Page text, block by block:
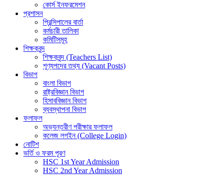
কোর্স ইনফরমেশন
প্রশাসন
প্রিন্সিপালের বার্তা
কর্মচারী তালিকা
কমিটিসমূহ
শিক্ষকবৃন্দ
শিক্ষকবৃন্দ (Teachers List)
শূণ্যপদের তথ্য (Vacant Posts)
বিভাগ
বাংলা বিভাগ
রাষ্ট্রবিজ্ঞান বিভাগ
হিসাববিজ্ঞান বিভাগ
ব্যবস্থাপনা বিভাগ
ফলাফল
অভ্যন্তরীণ পরীক্ষার ফলাফল
কলেজ লগইন (College Login)
নোটিশ
ভর্তি ও ফরম পূরণ
HSC 1st Year Admission
HSC 2nd Year Admission